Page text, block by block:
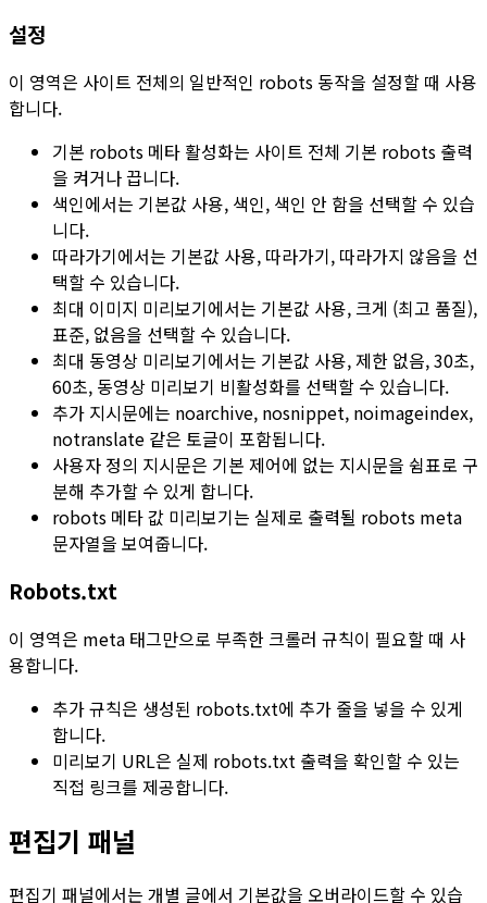
설정
이 영역은 사이트 전체의 일반적인 robots 동작을 설정할 때 사용
합니다.
기본 robots 메타 활성화는 사이트 전체 기본 robots 출력
을 켜거나 끕니다.
색인에서는 기본값 사용, 색인, 색인 안 함을 선택할 수 있습
니다.
따라가기에서는 기본값 사용, 따라가기, 따라가지 않음을 선
택할 수 있습니다.
최대 이미지 미리보기에서는 기본값 사용, 크게 (최고 품질),
표준, 없음을 선택할 수 있습니다.
최대 동영상 미리보기에서는 기본값 사용,제한 없음,30초,
60초, 동영상 미리보기 비활성화를 선택할 수 있습니다.
추가 지시문에는 noarchive, nosnippet, noimageindex,
notranslate 같은 토글이 포함됩니다.
사용자 정의 지시문은 기본 제어에 없는 지시문을 쉼표로 구
분해 추가할 수 있게 합니다.
robots 메타 값 미리보기는 실제로 출력될 robots meta
문자열을 보여줍니다.
Robots.txt
이 영역은 meta 태그만으로 부족한 크롤러 규칙이 필요할 때 사
용합니다.
추가 규칙은 생성된 robots.txt에 추가 줄을 넣을 수 있게
합니다.
미리보기 URL은 실제 robots.txt 출력을 확인할 수 있는
직접 링크를 제공합니다.
편집기 패널
편집기 패널에서는 개별 글에서 기본값을 오버라이드할 수 있습